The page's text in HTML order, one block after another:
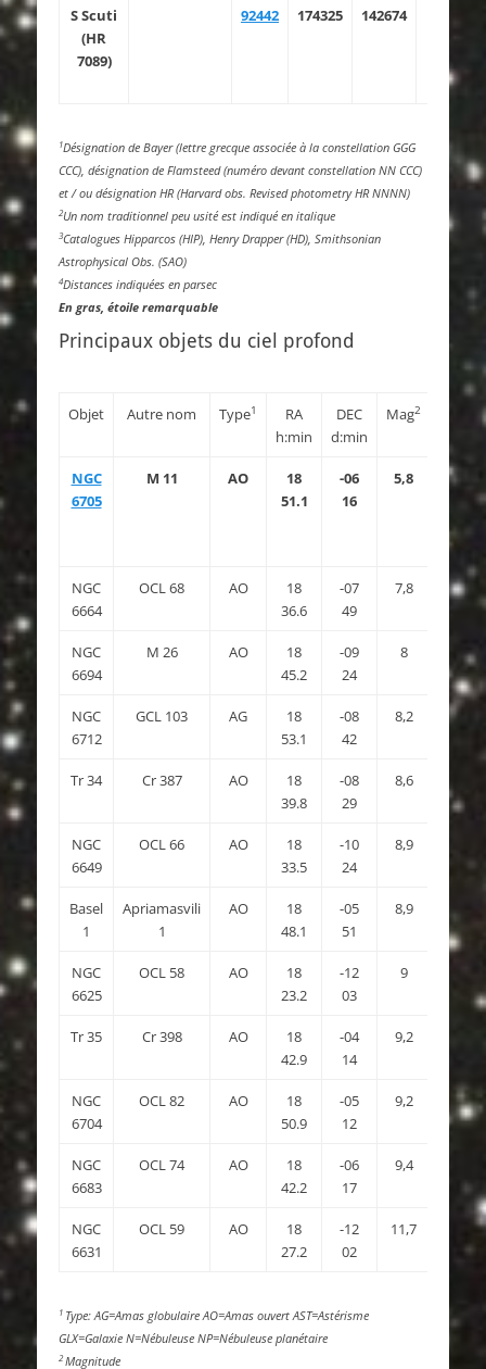
S Scuti
(HR
7089)
92442 174325 142674
1Désignation de Bayer (lettre grecque associée à la constellation GGG
CCC), désignation de Flamsteed (numéro devant constellation NN CCC)
et / ou désignation HR (Harvard obs. Revised photometry HR NNNN)
2Un nom traditionnel peu usité est indiqué en italique
3Catalogues Hipparcos (HIP), Henry Drapper (HD), Smithsonian
Astrophysical Obs. (SAO)
4Distances indiquées en parsec
En gras, étoile remarquable
Principaux objets du ciel profond
Objet Autre nom Type1
RA
h:min
DEC
d:min
Mag2
NGC
6705
M 11 AO
18
51.1
-06
16
5,8 9
NGC
6664
OCL 68 AO
18
36.6
-07
49
7,8
NGC
6694
M 26 AO
18
45.2
-09
24
8
NGC
6712
GCL 103 AG
18
53.1
-08
42
8,2
Tr 34 Cr 387 AO
18
39.8
-08
29
8,6
NGC
6649
OCL 66 AO
18
33.5
-10
24
8,9
Basel
1
Apriamasvili
1
AO
18
48.1
-05
51
8,9
NGC
6625
OCL 58 AO
18
23.2
-12
03
9
Tr 35 Cr 398 AO
18
42.9
-04
14
9,2
NGC
6704
OCL 82 AO
18
50.9
-05
12
9,2
NGC
6683
OCL 74 AO
18
42.2
-06
17
9,4
NGC
6631
OCL 59 AO
18
27.2
-12
02
11,7
1 Type: AG=Amas globulaire AO=Amas ouvert AST=Astérisme
GLX=Galaxie N=Nébuleuse NP=Nébuleuse planétaire
2Magnitude